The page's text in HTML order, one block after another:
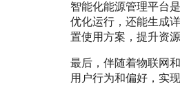
智能化能源管理平台
优化运行，还能生成
置使用方案，提升资
最后，伴随着物联网
用户行为和偏好，实